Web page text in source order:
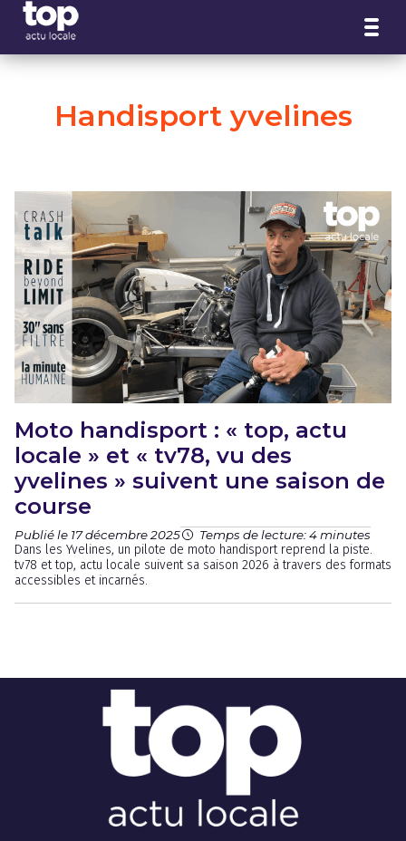
Handisport yvelines
Moto handisport : « top, actu
locale » et « tv78, vu des
yvelines » suivent une saison de
course
Publié le 17 décembre 2025 Temps de lecture: 4 minutes
Dans les Yvelines, un pilote de moto handisport reprend la piste.
tv78 et top, actu locale suivent sa saison 2026 à travers des formats
accessibles et incarnés.
Panneau de gestion des cookies